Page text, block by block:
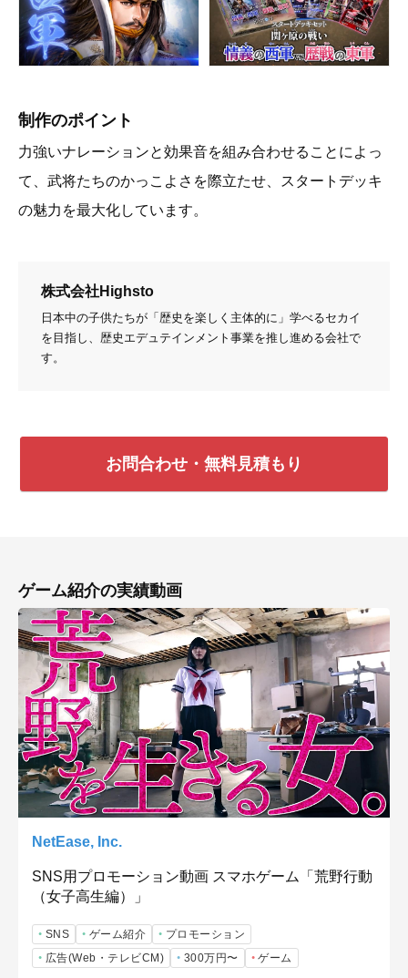
制作のポイント
力強いナレーションと効果音を組み合わせることによっ
て、武将たちのかっこよさを際立たせ、スタートデッキ
の魅力を最大化しています。
株式会社Highsto
日本中の子供たちが「歴史を楽しく主体的に」学べるセカイ
を目指し、歴史エデュテインメント事業を推し進める会社で
す。
お問合わせ・無料見積もり
ゲーム紹介の実績動画
NetEase, Inc.
SNS用プロモーション動画 スマホゲーム「荒野行動
（女子高生編）」
SNS ゲーム紹介
プロモーション
広告(Web・テレビCM)
300万円〜 ゲーム